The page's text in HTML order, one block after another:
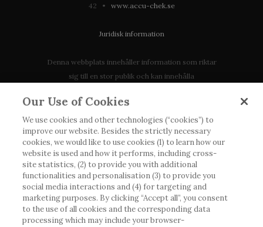
42 • www.accu-chek.se
Juridisk information
Denna webbplats innehåller information som riktar
sig till en stor publik och kan innehålla
tillgänglig eller giltig i ditt land. Vänligen observera
att vi inte tar något ansvar för information som
eventuellt inte uppfyller någon gällande rättslig
process, förordning, registrering eller användning i
landet där du bor.
Roche har inte alltid möjlighet att kvalitetssäkra
andras inlägg, men kommer att ta bort vilseledande
eller olämpliga inlägg i möjligaste mån. Vi har inget
Our Use of Cookies
We use cookies and other technologies (“cookies”) to
improve our website. Besides the strictly necessary
cookies, we would like to use cookies (1) to learn how our
website is used and how it performs, including cross-
site statistics, (2) to provide you with additional
functionalities and personalisation (3) to provide you
social media interactions and (4) for targeting and
marketing purposes. By clicking “Accept all”, you consent
to the use of all cookies and the corresponding data
processing which may include your browser-